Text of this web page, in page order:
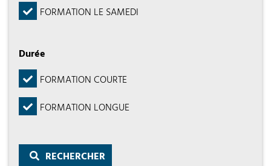
FORMATION LE SAMEDI
Durée
FORMATION COURTE
FORMATION LONGUE
RECHERCHER